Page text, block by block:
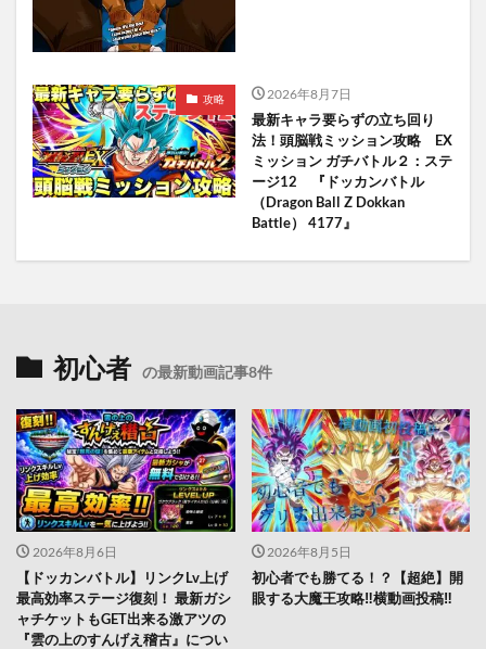
攻略 2026年8月7日
最新キャラ要らずの立ち回り
法！頭脳戦ミッション攻略 EX
ミッション ガチバトル２：ステ
ージ12 『ドッカンバトル
（Dragon Ball Z Dokkan
Battle） 4177』
初心者 の最新動画記事8件
2026年8月6日
【ドッカンバトル】リンクLv上げ
最高効率ステージ復刻！ 最新ガシ
ャチケットもGET出来る激アツの
『雲の上のすんげえ稽古』につい
2026年8月5日
初心者でも勝てる！？【超絶】開
眼する大魔王攻略‼️横動画投稿‼︎